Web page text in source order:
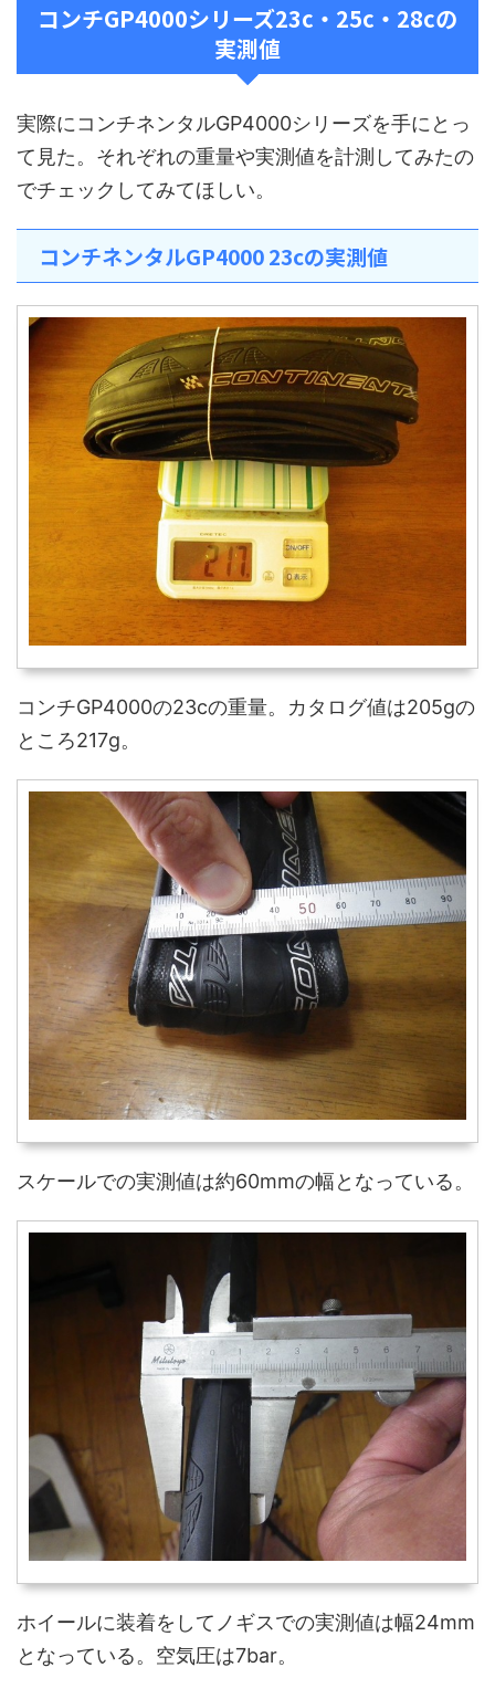
コンチGP4000シリーズ23c・25c・28cの
実測値
実際にコンチネンタルGP4000シリーズを手にとっ
て見た。それぞれの重量や実測値を計測してみたの
でチェックしてみてほしい。
コンチネンタルGP4000 23cの実測値
コンチGP4000の23cの重量。カタログ値は205gの
ところ217g。
スケールでの実測値は約60mmの幅となっている。
ホイールに装着をしてノギスでの実測値は幅24mm
となっている。空気圧は7bar。